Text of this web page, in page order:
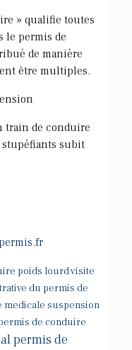
» qualifie toutes
le permis de
de manière
être multiples.
train de conduire
stupéfiants subit
poids lourd visite
du permis de
medicale suspension
de conduire
permis de